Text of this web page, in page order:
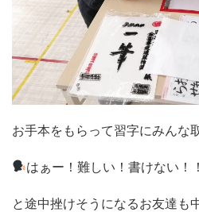
お手本をもらって習字にみんな
はぁー！難しい！書けない！！
と途中挫けそうになるお友達も